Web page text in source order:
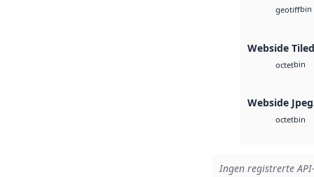
geotiffbin
Webside
octetbin
Webside
octetbin
Ingen registrerte